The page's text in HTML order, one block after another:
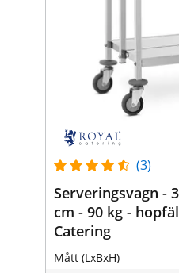
(3)
Serveringsvagn -
cm - 90 kg -
Catering
Mått (LxBxH)